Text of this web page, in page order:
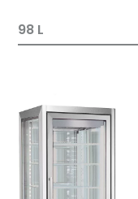
98 L